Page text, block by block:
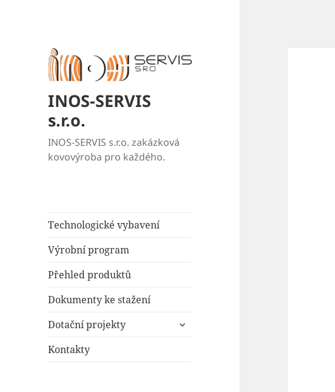
INOS-SERVIS
s.r.o.
INOS-SERVIS s.r.o. zakázková
kovovýroba pro každého.
Technologické vybavení
Výrobní program
Přehled produktů
Dokumenty ke stažení
Dotační projekty
zobrazit
Kontakty